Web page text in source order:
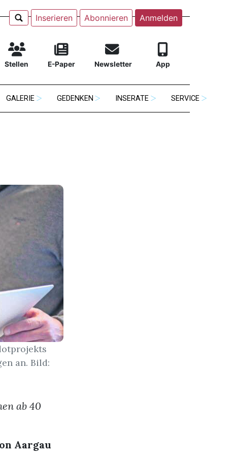
Inserieren Abonnieren Anmelden
Stellen E-Paper Newsletter App
GALERIE GEDENKEN INSERATE SERVICE
an. Bild:
ab 40
Aargau